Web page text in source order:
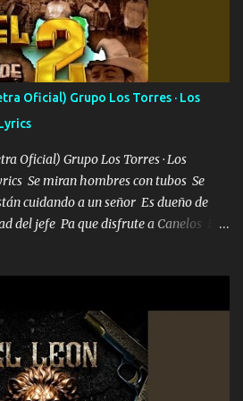
no me detienen Soy yo la mente que
es tan sencilla No lo entenderías en
lo que tengo nadie lo tiene Una me está
a llamar Quiere que vaya a verla y que
me están pidiendo que las saque a
par de conciertos más que llenar Se
Oficial) Grupo Los Torres · Los
Oficial) Grupo Los Torres · Los
Se miran hombres con tubos Se
cuidando a un señor Es dueño de
del jefe Pa que disfrute a Canelos Es
es platica de grandes por eso hay
para atender los deberes
problema de confianza tengo gente
y también Pariente 7 arreglan
es cuestión que ordené NOS HACE